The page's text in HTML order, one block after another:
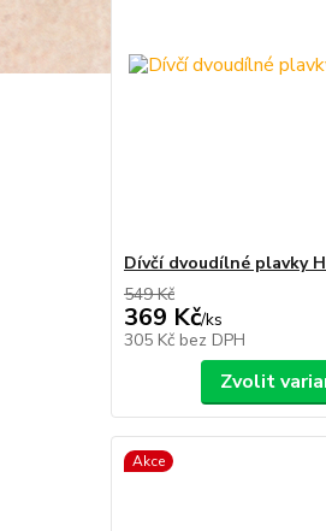
Dívčí dvoudílné plavky
549 Kč
369 Kč/ks
305 Kč bez DPH
Zvolit
Akce